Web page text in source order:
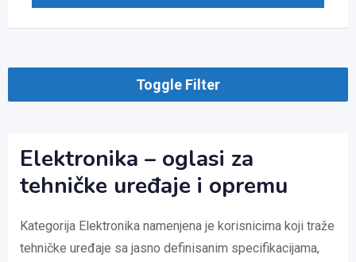
Toggle Filter
Elektronika – oglasi za
tehničke uređaje i opremu
Kategorija Elektronika namenjena je korisnicima koji traže
tehničke uređaje sa jasno definisanim specifikacijama,